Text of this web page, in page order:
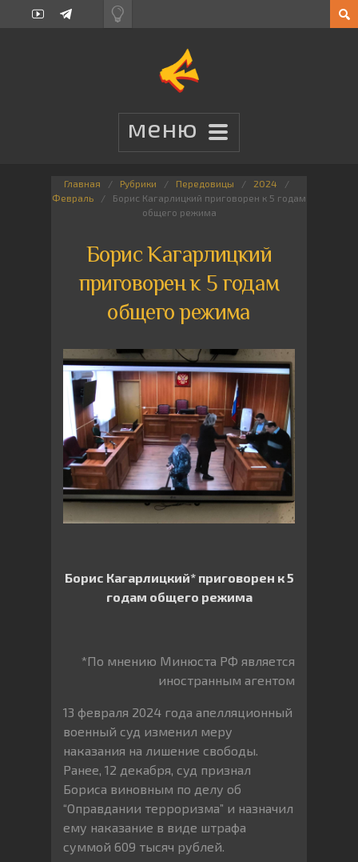
Главная Рубрики Передовицы
2024
Февраль
Борис Кагарлицкий приговорен к 5 годам
общего режима
Борис Кагарлицкий
приговорен к 5 годам
общего режима
Борис Кагарлицкий* приговорен к 5
годам общего режима
*По мнению Минюста РФ является
иностранным агентом
13 февраля 2024 года апелляционный
военный суд изменил меру
наказания на лишение свободы.
Ранее, 12 декабря, суд признал
Бориса виновным по делу об
“Оправдании терроризма” и назначил
ему наказание в виде штрафа
суммой 609 тысяч рублей.